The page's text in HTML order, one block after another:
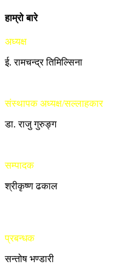
हाम्रो बारे
अध्यक्ष
ई. रामचन्द्र तिमिल्सिना
संस्थापक अध्यक्ष/सल्लाहकार
डा. राजु गुरुङ्ग
सम्पादक
श्रीकृष्ण ढकाल
प्रबन्धक
सन्तोष भण्डारी